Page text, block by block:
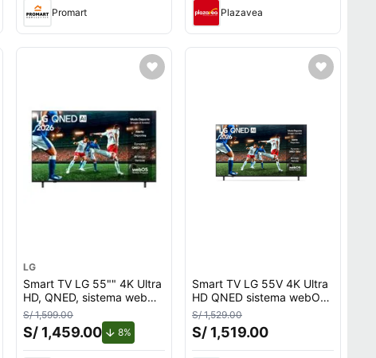
Promart Plazavea
LG
Smart TV LG 55"" 4K Ultra
HD, QNED, sistema webOS
23 integrado,
55QNED73ASA (2026)
S/ 1,599.00
S/ 1,459.00 8% de descuento.
Smart TV LG 55V 4K Ultra
HD QNED sistema webOS
23 integrado
55QNED73ASA 2026
S/ 1,529.00
S/ 1,519.00